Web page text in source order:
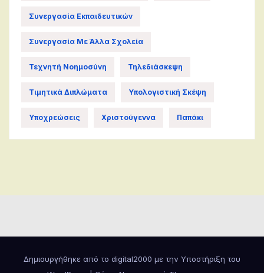
Συνεργασία Εκπαιδευτικών
Συνεργασία Με Άλλα Σχολεία
Τεχνητή Νοημοσύνη Τηλεδιάσκεψη
Τιμητικά Διπλώματα Υπολογιστική Σκέψη
Υποχρεώσεις Χριστούγεννα Παπάκι
Δημιουργήθηκε από το digital2000 με την Υποστήριξη του